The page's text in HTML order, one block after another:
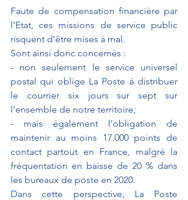
Faute de compensation financière par
l’Etat, ces missions de service public
risquent d’être mises à mal.
Sont ainsi donc concernés :
- non seulement le service universel
postal qui oblige La Poste à distribuer
le courrier six jours sur sept sur
l’ensemble de notre territoire,
- mais également l’obligation de
maintenir au moins 17.000 points de
contact partout en France, malgré la
fréquentation en baisse de 20 % dans
les bureaux de poste en 2020.
Dans cette perspective, La Poste